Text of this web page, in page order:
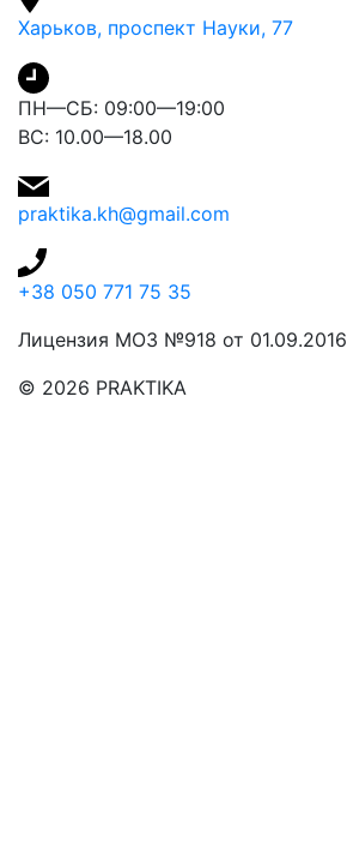
Харьков, проспект Науки, 77
ПН—СБ: 09:00—19:00
ВС: 10.00—18.00
praktika.kh@gmail.com
+38 050 771 75 35
Лицензия МОЗ №918 от 01.09.2016
© 2026 PRAKTIKA